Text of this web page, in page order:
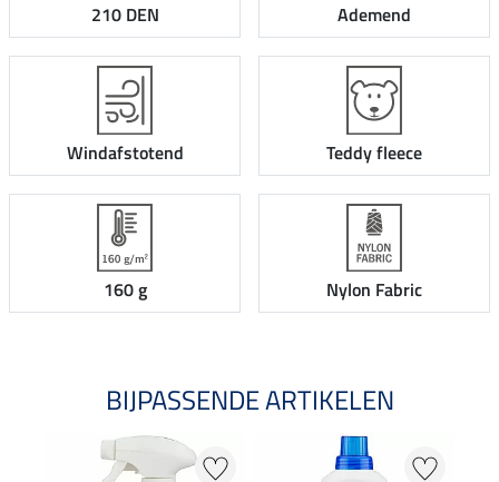
210 DEN Ademend
Windafstotend Teddy fleece
160 g Nylon Fabric
BIJPASSENDE ARTIKELEN